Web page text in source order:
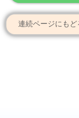
連続ページにもど